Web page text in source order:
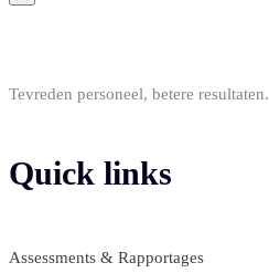
Tevreden personeel, betere
Quick links
Assessments & Rapportages